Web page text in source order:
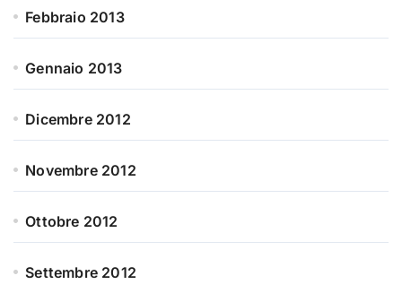
Febbraio 2013
Gennaio 2013
Dicembre 2012
Novembre 2012
Ottobre 2012
Settembre 2012